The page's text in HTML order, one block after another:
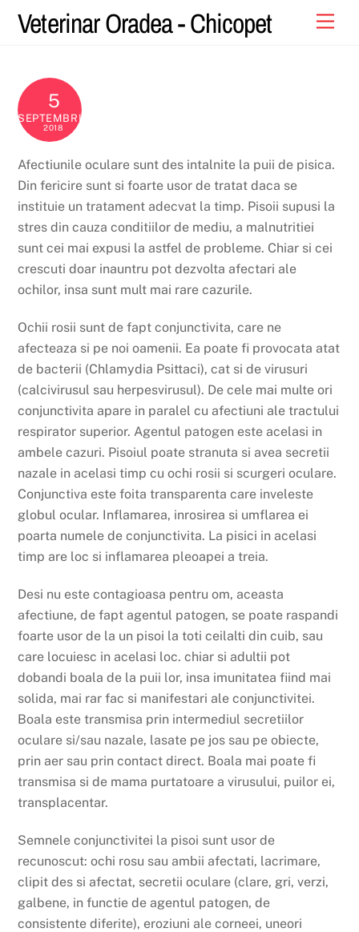
Veterinar Oradea - Chicopet
5
SEPTEMBRIE
2018
Afectiunile oculare sunt des intalnite la puii de pisica.
Din fericire sunt si foarte usor de tratat daca se
instituie un tratament adecvat la timp. Pisoii supusi la
stres din cauza conditiilor de mediu, a malnutritiei
sunt cei mai expusi la astfel de probleme. Chiar si cei
crescuti doar inauntru pot dezvolta afectari ale
ochilor, insa sunt mult mai rare cazurile.
Ochii rosii sunt de fapt conjunctivita, care ne
afecteaza si pe noi oamenii. Ea poate fi provocata atat
de bacterii (Chlamydia Psittaci), cat si de virusuri
(calcivirusul sau herpesvirusul). De cele mai multe ori
conjunctivita apare in paralel cu afectiuni ale tractului
respirator superior. Agentul patogen este acelasi in
ambele cazuri. Pisoiul poate stranuta si avea secretii
nazale in acelasi timp cu ochi rosii si scurgeri oculare.
Conjunctiva este foita transparenta care inveleste
globul ocular. Inflamarea, inrosirea si umflarea ei
poarta numele de conjunctivita. La pisici in acelasi
timp are loc si inflamarea pleoapei a treia.
Desi nu este contagioasa pentru om, aceasta
afectiune, de fapt agentul patogen, se poate raspandi
foarte usor de la un pisoi la toti ceilalti din cuib, sau
care locuiesc in acelasi loc. chiar si adultii pot
dobandi boala de la puii lor, insa imunitatea fiind mai
solida, mai rar fac si manifestari ale conjunctivitei.
Boala este transmisa prin intermediul secretiilor
oculare si/sau nazale, lasate pe jos sau pe obiecte,
prin aer sau prin contact direct. Boala mai poate fi
transmisa si de mama purtatoare a virusului, puilor ei,
transplacentar.
Semnele conjunctivitei la pisoi sunt usor de
recunoscut: ochi rosu sau ambii afectati, lacrimare,
clipit des si afectat, secretii oculare (clare, gri, verzi,
galbene, in functie de agentul patogen, de
consistente diferite), eroziuni ale corneei, uneori